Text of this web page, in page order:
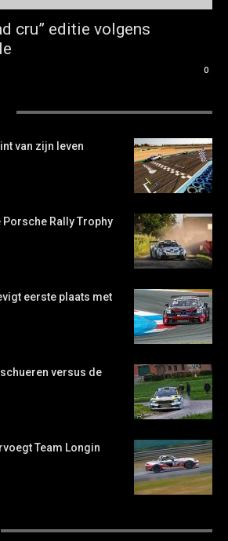
cru” editie volgens
0
van zijn leven
Porsche Rally Trophy
eerste plaats met
versus de
Team Longin